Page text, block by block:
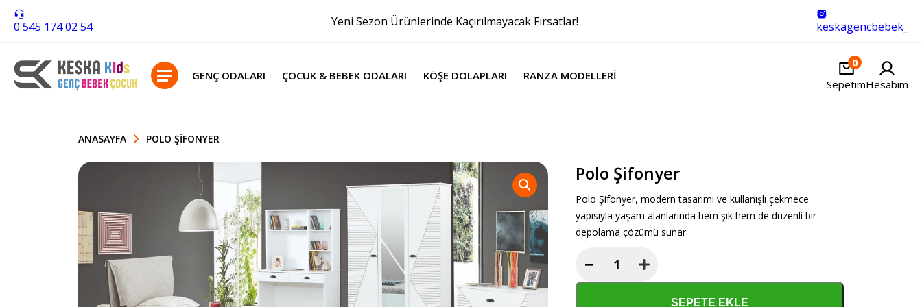
0 545 174 02 54 Yeni Sezon Ürünlerinde Kaçırılmayacak Fırsatlar! keskagencbebek_
GENÇ ODALARI ÇOCUK & BEBEK ODALARI KÖŞE DOLAPLARI RANZA MODELLERI
0
SepetimHesabım
ANASAYFA POLO ŞIFONYER
Polo Şifonyer
Polo Şifonyer, modern tasarımı ve kullanışlı çekmece
yapısıyla yaşam alanlarında hem şık hem de düzenli bir
depolama çözümü sunar.
Polo
Şifonyer
−
SEPETE EKLE